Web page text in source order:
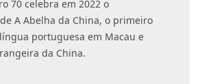
70 celebra em 2022 o
A Abelha da China, o primeiro
portuguesa em Macau e
da China.